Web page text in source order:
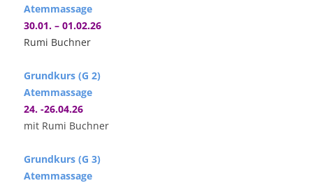
Atemmassage
30.01. – 01.02.26
Rumi Buchner
Grundkurs (G 2)
Atemmassage
24. -26.04.26
mit Rumi Buchner
Grundkurs (G 3)
Atemmassage